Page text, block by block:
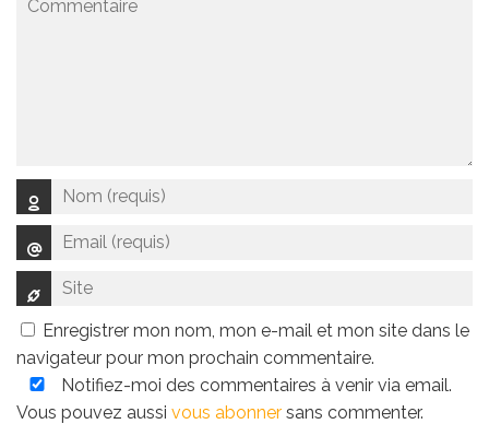
Enregistrer mon nom, mon e-mail et mon site dans le
navigateur pour mon prochain commentaire.
Notifiez-moi des commentaires à venir via email.
Vous pouvez aussi vous abonner sans commenter.